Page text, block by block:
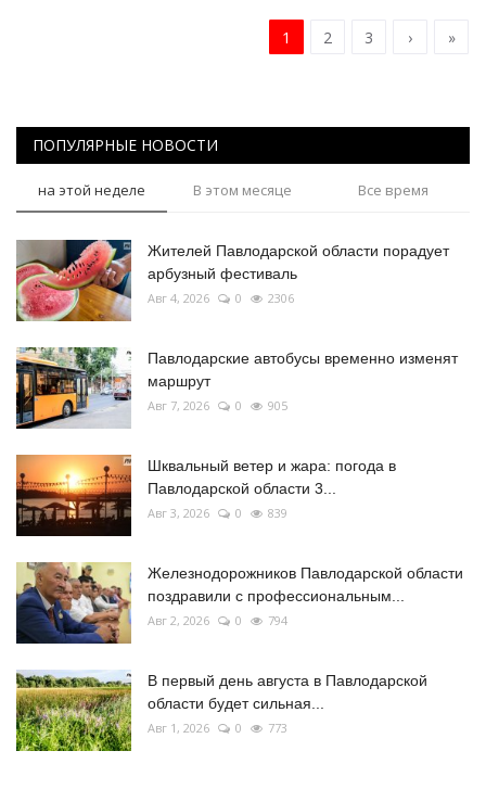
1 2 3 › »
ПОПУЛЯРНЫЕ НОВОСТИ
на этой неделе В этом месяце Все время
Жителей Павлодарской области порадует
арбузный фестиваль
Авг 4, 2026 0 2306
Павлодарские автобусы временно изменят
маршрут
Авг 7, 2026 0 905
Шквальный ветер и жара: погода в
Павлодарской области 3...
Авг 3, 2026 0 839
Железнодорожников Павлодарской области
поздравили с профессиональным...
Авг 2, 2026 0 794
В первый день августа в Павлодарской
области будет сильная...
Авг 1, 2026 0 773